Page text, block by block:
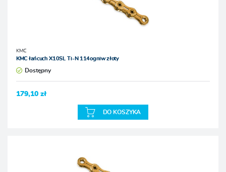
KMC
KMC łańcuch X10SL Ti-N 114ogniw złoty
Dostępny
179,10 zł
DO KOSZYKA